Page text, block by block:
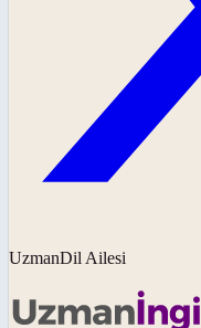
UzmanDil Ailesi